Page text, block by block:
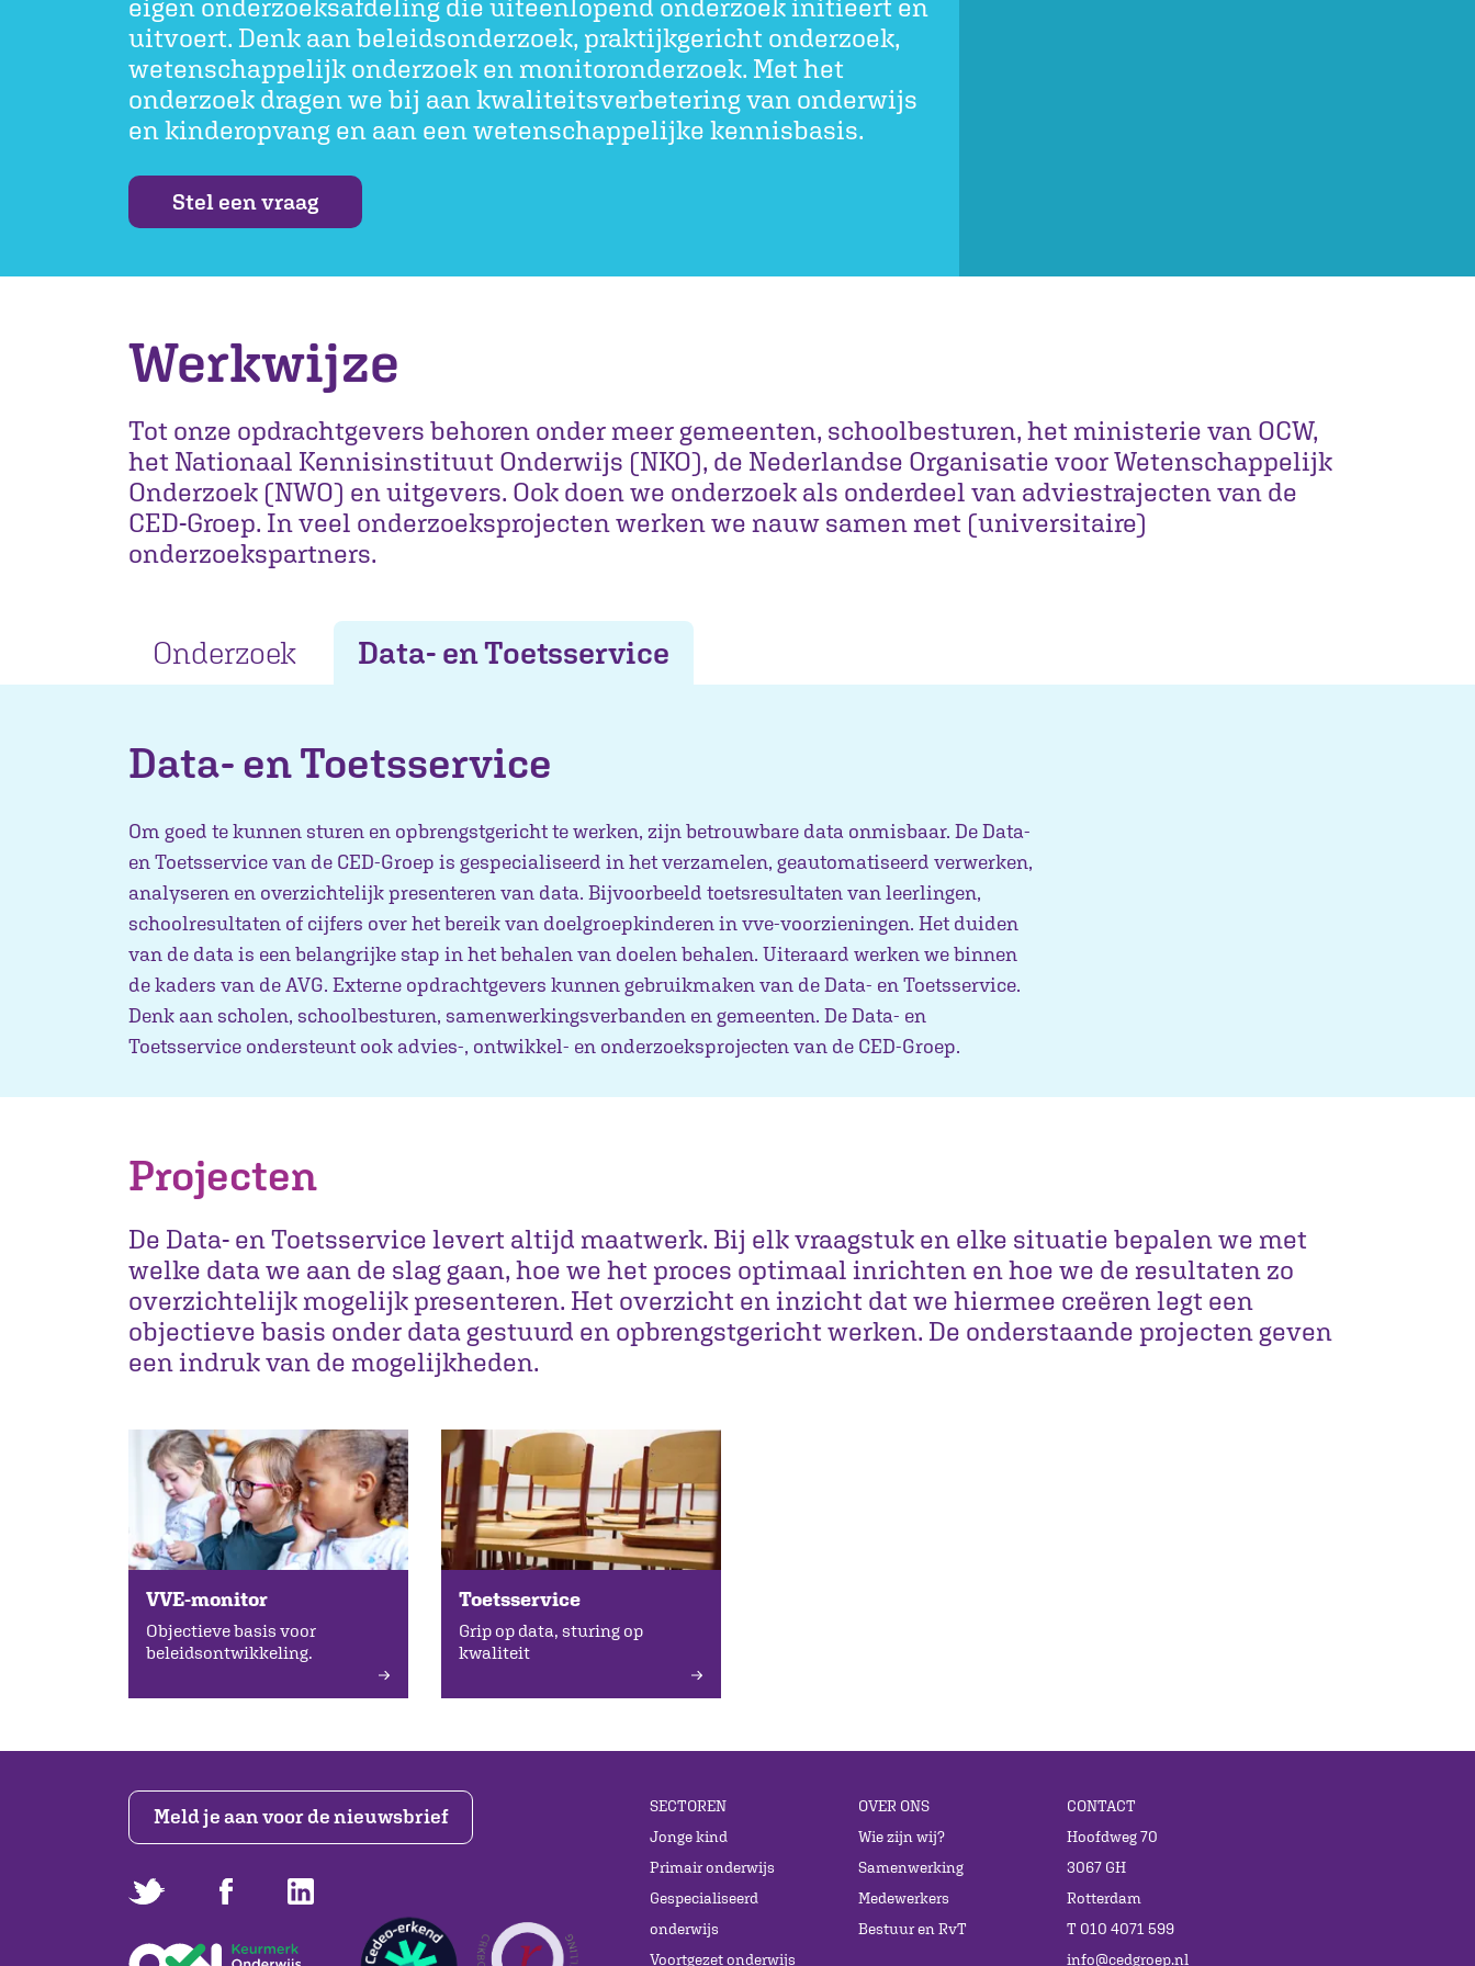
eigen onderzoeksafdeling die uiteenlopend onderzoek initieert en
uitvoert. Denk aan beleidsonderzoek, praktijkgericht onderzoek,
wetenschappelijk onderzoek en monitoronderzoek. Met het
onderzoek dragen we bij aan kwaliteitsverbetering van onderwijs
en kinderopvang en aan een wetenschappelijke kennisbasis.
Stel een vraag
Werkwijze
Tot onze opdrachtgevers behoren onder meer gemeenten, schoolbesturen, het ministerie van OCW,
het Nationaal Kennisinstituut Onderwijs (NKO), de Nederlandse Organisatie voor Wetenschappelijk
Onderzoek (NWO) en uitgevers. Ook doen we onderzoek als onderdeel van adviestrajecten van de
CED-Groep. In veel onderzoeksprojecten werken we nauw samen met (universitaire)
onderzoekspartners.
Onderzoek Data- en Toetsservice
Data- en Toetsservice
Om goed te kunnen sturen en opbrengstgericht te werken, zijn betrouwbare data onmisbaar. De Data-
en Toetsservice van de CED-Groep is gespecialiseerd in het verzamelen, geautomatiseerd verwerken,
analyseren en overzichtelijk presenteren van data. Bijvoorbeeld toetsresultaten van leerlingen,
schoolresultaten of cijfers over het bereik van doelgroepkinderen in vve-voorzieningen. Het duiden
van de data is een belangrijke stap in het behalen van doelen behalen. Uiteraard werken we binnen
de kaders van de AVG. Externe opdrachtgevers kunnen gebruikmaken van de Data- en Toetsservice.
Denk aan scholen, schoolbesturen, samenwerkingsverbanden en gemeenten. De Data- en
Toetsservice ondersteunt ook advies-, ontwikkel- en onderzoeksprojecten van de CED-Groep.
Projecten
De Data- en Toetsservice levert altijd maatwerk. Bij elk vraagstuk en elke situatie bepalen we met
welke data we aan de slag gaan, hoe we het proces optimaal inrichten en hoe we de resultaten zo
overzichtelijk mogelijk presenteren. Het overzicht en inzicht dat we hiermee creëren legt een
objectieve basis onder data gestuurd en opbrengstgericht werken. De onderstaande projecten geven
een indruk van de mogelijkheden.
VVE-monitor
Objectieve basis voor
beleidsontwikkeling.
Toetsservice
Grip op data, sturing op
kwaliteit
Meld je aan voor de nieuwsbrief
SECTOREN
Jonge kind
Primair onderwijs
Gespecialiseerd
onderwijs
Voortgezet onderwijs
OVER ONS
Wie zijn wij?
Samenwerking
Medewerkers
Bestuur en RvT
CONTACT
Hoofdweg 70
3067 GH
Rotterdam
T 010 4071 599
info@cedgroep.nl